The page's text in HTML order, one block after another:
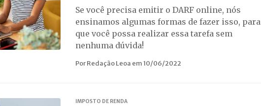
Se você precisa emitir o DARF online, nós
ensinamos algumas formas de fazer isso, para
que você possa realizar essa tarefa sem
nenhuma dúvida!
Por Redação Leoa em 10/06/2022
IMPOSTO DE RENDA